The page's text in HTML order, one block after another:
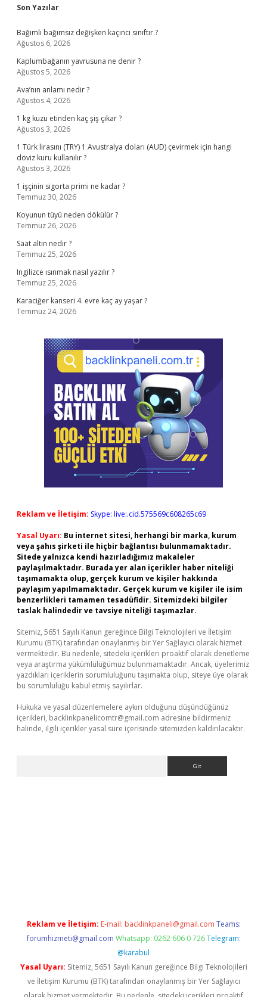
Sidebar
Son Yazılar
Bağımlı bağımsız değişken kaçıncı sınıftır ?
Ağustos 6, 2026
Kaplumbağanın yavrusuna ne denir ?
Ağustos 5, 2026
Ava’nın anlamı nedir ?
Ağustos 4, 2026
1 kg kuzu etinden kaç şiş çıkar ?
Ağustos 3, 2026
1 Türk lirasını (TRY) 1 Avustralya doları (AUD) çevirmek için hangi
döviz kuru kullanılır ?
Ağustos 3, 2026
1 işçinin sigorta primi ne kadar ?
Temmuz 30, 2026
Koyunun tüyü neden dökülür ?
Temmuz 26, 2026
Saat altın nedir ?
Temmuz 25, 2026
Ingilizce ısınmak nasıl yazılır ?
Temmuz 25, 2026
Karaciğer kanseri 4. evre kaç ay yaşar ?
Temmuz 24, 2026
Reklam ve İletişim: Skype: live:.cid.575569c608265c69
Yasal Uyarı: Bu internet sitesi, herhangi bir marka, kurum
veya şahıs şirketi ile hiçbir bağlantısı bulunmamaktadır.
Sitede yalnızca kendi hazırladığımız makaleler
paylaşılmaktadır. Burada yer alan içerikler haber niteliği
taşımamakta olup, gerçek kurum ve kişiler hakkında
paylaşım yapılmamaktadır. Gerçek kurum ve kişiler ile isim
benzerlikleri tamamen tesadüfidir. Sitemizdeki bilgiler
taslak halindedir ve tavsiye niteliği taşımazlar.
Sitemiz, 5651 Sayılı Kanun gereğince Bilgi Teknolojileri ve İletişim
Kurumu (BTK) tarafından onaylanmış bir Yer Sağlayıcı olarak hizmet
vermektedir. Bu nedenle, sitedeki içerikleri proaktif olarak denetleme
veya araştırma yükümlülüğümüz bulunmamaktadır. Ancak, üyelerimiz
yazdıkları içeriklerin sorumluluğunu taşımakta olup, siteye üye olarak
bu sorumluluğu kabul etmiş sayılırlar.
Hukuka ve yasal düzenlemelere aykırı olduğunu düşündüğünüz
içerikleri, backlinkpanelicomtr@gmail.com adresine bildirmeniz
halinde, ilgili içerikler yasal süre içerisinde sitemizden kaldırılacaktır.
Reklam ve İletişim: E-mail: backlinkpaneli@gmail.com Teams:
forumhizmeti@gmail.com Whatsapp: 0262 606 0 726 Telegram:
@karabul
Yasal Uyarı: Sitemiz, 5651 Sayılı Kanun gereğince Bilgi Teknolojileri
ve İletişim Kurumu (BTK) tarafından onaylanmış bir Yer Sağlayıcı